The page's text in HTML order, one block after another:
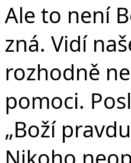
Ale to není
zná. Vidí
rozhodně
pomoci.
„Boží